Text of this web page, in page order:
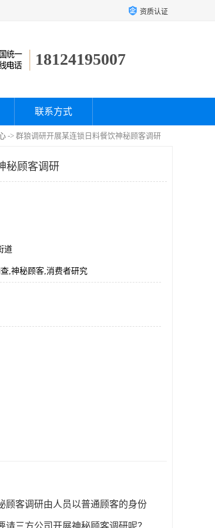
资质认证
18124195007
联系方式
-> 群狼调研开展某连锁日料餐饮神秘顾客调研
秘顾客调研
道
,神秘顾客,消费者研究
顾客调研由人员以普通顾客的身份
请三方公司开展神秘顾客调研呢？